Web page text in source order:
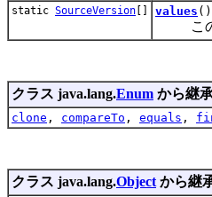
static SourceVersion [] values ()
この列
クラス java.lang.Enum から継
clone , compareTo , equals ,
クラス java.lang.Object から継